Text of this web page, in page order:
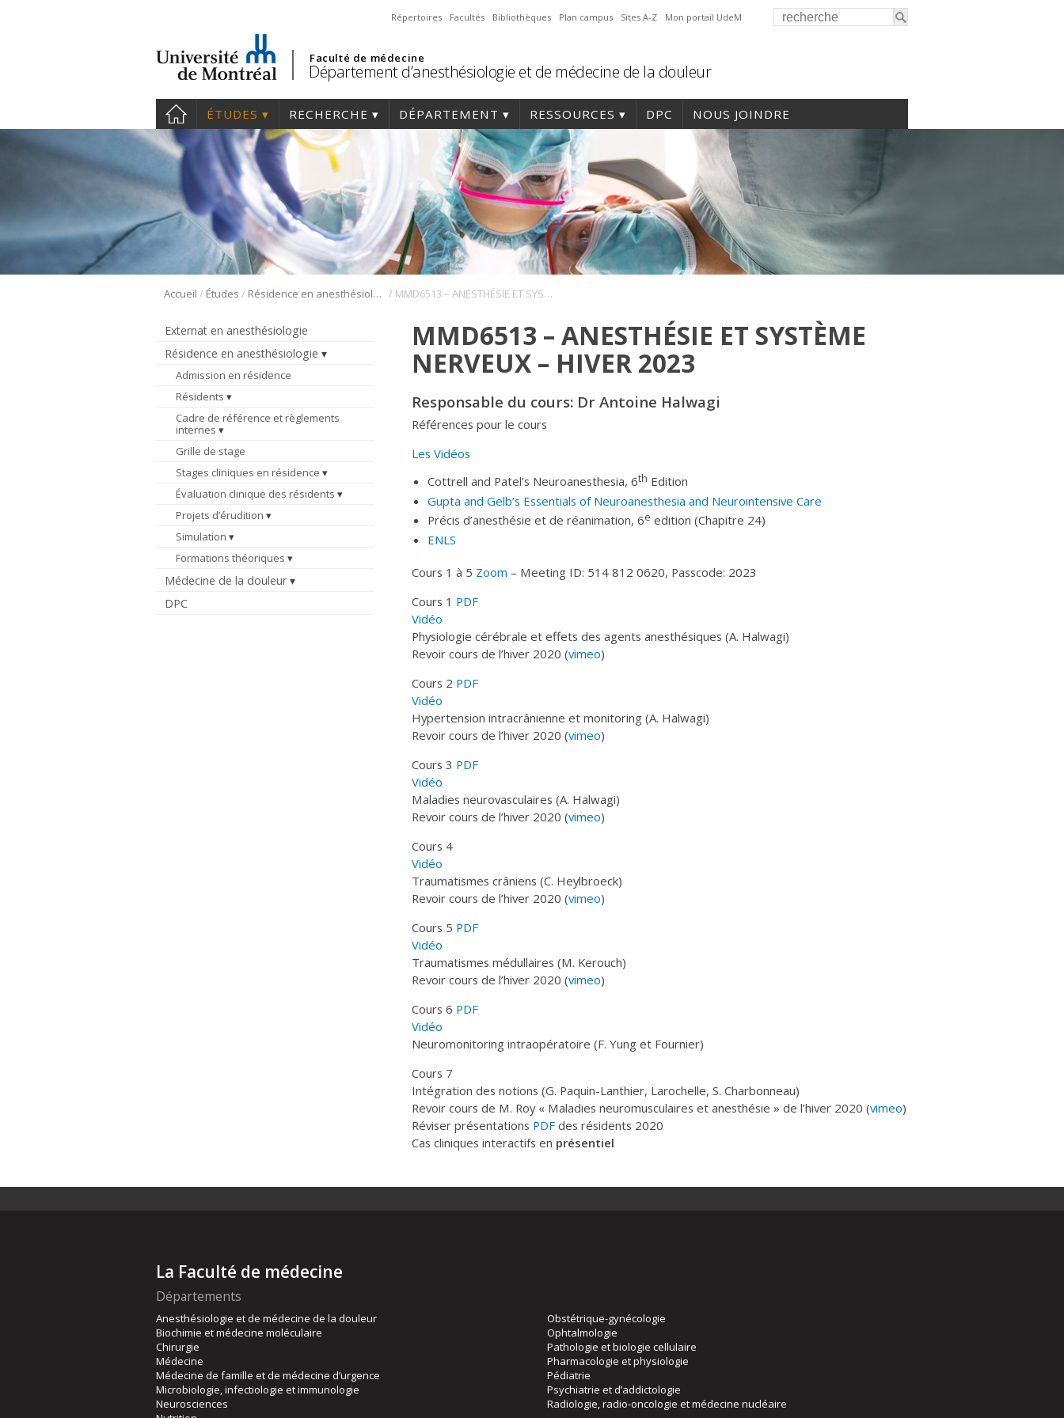
Répertoires Facultés Bibliothèques Plan campus Sites A-Z Mon portail UdeM
Faculté de médecine
Département d’anesthésiologie et de médecine de la douleur
ÉTUDES RECHERCHE DÉPARTEMENT RESSOURCES DPC NOUS JOINDRE
Accueil / Études / Résidence en anesthésiologie / MMD6513 – ANESTHÉSIE ET SYSTÈME NERVEUX – HIVER 2023
Externat en anesthésiologie
Résidence en anesthésiologie
Admission en résidence
Résidents
Cadre de référence et règlements
internes
Grille de stage
Stages cliniques en résidence
Évaluation clinique des résidents
Projets d’érudition
Simulation
Formations théoriques
Médecine de la douleur
DPC
MMD6513 – ANESTHÉSIE ET SYSTÈME
NERVEUX – HIVER 2023
Responsable du cours: Dr Antoine Halwagi
Références pour le cours
Les Vidéos
Cottrell and Patel’s Neuroanesthesia, 6th Edition
Gupta and Gelb’s Essentials of Neuroanesthesia and Neurointensive Care
Précis d’anesthésie et de réanimation, 6e edition (Chapitre 24)
ENLS
Cours 1 à 5 Zoom – Meeting ID: 514 812 0620, Passcode: 2023
Cours 1 PDF
Vidéo
Physiologie cérébrale et effets des agents anesthésiques (A. Halwagi)
Revoir cours de l’hiver 2020 (vimeo)
Cours 2 PDF
Vidéo
Hypertension intracrânienne et monitoring (A. Halwagi)
Revoir cours de l’hiver 2020 (vimeo)
Cours 3 PDF
Vidéo
Maladies neurovasculaires (A. Halwagi)
Revoir cours de l’hiver 2020 (vimeo)
Cours 4
Vidéo
Traumatismes crâniens (C. Heylbroeck)
Revoir cours de l’hiver 2020 (vimeo)
Cours 5 PDF
Vidéo
Traumatismes médullaires (M. Kerouch)
Revoir cours de l’hiver 2020 (vimeo)
Cours 6 PDF
Vidéo
Neuromonitoring intraopératoire (F. Yung et Fournier)
Cours 7
Intégration des notions (G. Paquin-Lanthier, Larochelle, S. Charbonneau)
Revoir cours de M. Roy « Maladies neuromusculaires et anesthésie » de l’hiver 2020 (vimeo)
Réviser présentations PDF des résidents 2020
Cas cliniques interactifs en présentiel
La Faculté de médecine
Départements
Anesthésiologie et de médecine de la douleur
Biochimie et médecine moléculaire
Chirurgie
Médecine
Médecine de famille et de médecine d’urgence
Microbiologie, infectiologie et immunologie
Neurosciences
Obstétrique-gynécologie
Ophtalmologie
Pathologie et biologie cellulaire
Pharmacologie et physiologie
Pédiatrie
Psychiatrie et d’addictologie
Radiologie, radio-oncologie et médecine nucléaire